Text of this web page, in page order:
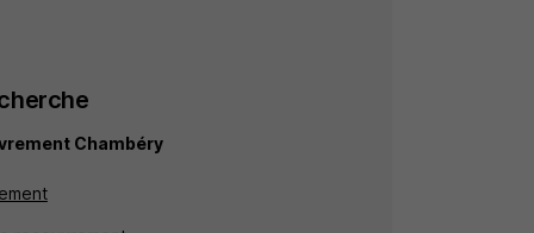
Chambéry